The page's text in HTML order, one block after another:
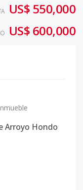
US$ 550,000
US$ 600,000
Arroyo Hondo